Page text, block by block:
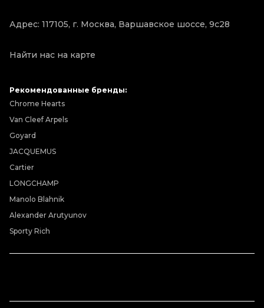
Адрес: 117105, г. Москва, Варшавское шоссе, 9с28
Найти нас на карте
Рекомендованные бренды:
Chrome Hearts
Van Cleef Arpels
Goyard
JACQUEMUS
Cartier
LONGCHAMP
Manolo Blahnik
Alexander Arutyunov
Sporty Rich